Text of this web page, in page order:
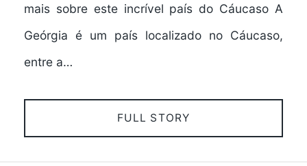
mais sobre este incrível país do Cáucaso A
Geórgia é um país localizado no Cáucaso,
entre a…
FULL STORY